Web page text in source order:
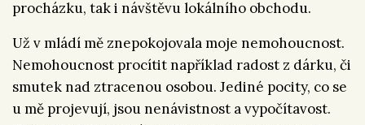
procházku, tak i návštěvu lokálního obchodu.
Už v mládí mě znepokojovala moje nemohoucnost.
Nemohoucnost procítit například radost z dárku, či
smutek nad ztracenou osobou. Jediné pocity, co se
u mě projevují, jsou nenávistnost a vypočítavost.